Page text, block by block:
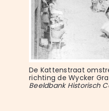
De Kattenstraat
richting de Wycker
Beeldbank Historisch